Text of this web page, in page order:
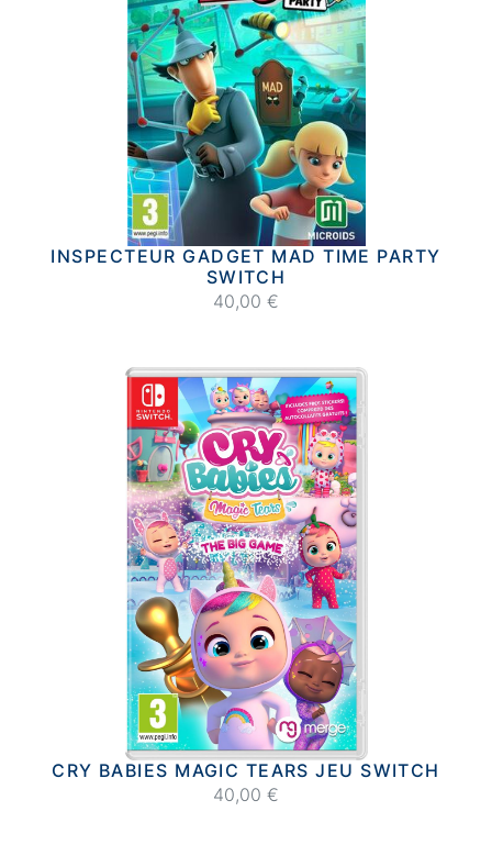
INSPECTEUR GADGET MAD TIME PARTY
SWITCH
40,00 €
CRY BABIES MAGIC TEARS JEU SWITCH
40,00 €